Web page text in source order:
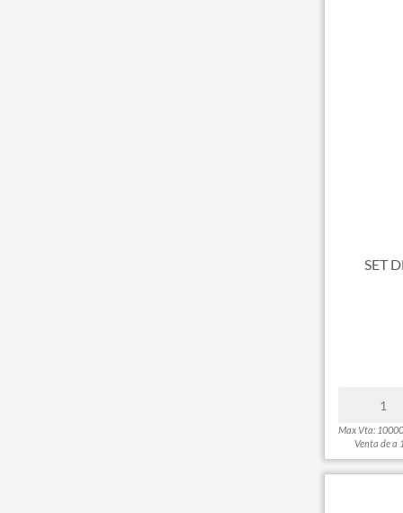
SET
Max Vta:
Venta de a